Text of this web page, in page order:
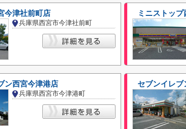
今津社前町店
兵庫県西宮市今津社前町
ミニストッ
ン西宮今津港店
兵庫県西宮市今津港町
セブンイレ